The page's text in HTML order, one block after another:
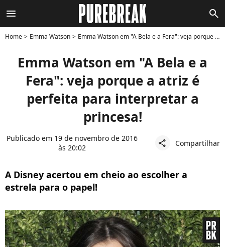
menu search
Home Emma Watson Emma Watson em "A Bela e a Fera": veja porque a atriz é perfeita para interpretar a princesa!
Emma Watson em "A Bela e a
Fera": veja porque a atriz é
perfeita para interpretar a
princesa!
Publicado em 19 de novembro de 2016
às 20:02
share Compartilhar
A Disney acertou em cheio ao escolher a
estrela para o papel!